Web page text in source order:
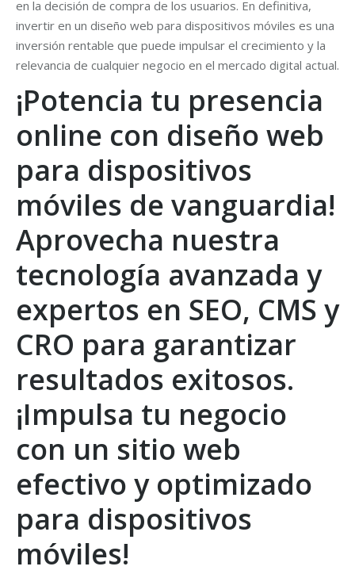
en la decisión de compra de los usuarios. En definitiva,
invertir en un diseño web para dispositivos móviles es una
inversión rentable que puede impulsar el crecimiento y la
relevancia de cualquier negocio en el mercado digital actual.
¡Potencia tu presencia
online con diseño web
para dispositivos
móviles de vanguardia!
Aprovecha nuestra
tecnología avanzada y
expertos en SEO, CMS y
CRO para garantizar
resultados exitosos.
¡Impulsa tu negocio
con un sitio web
efectivo y optimizado
para dispositivos
móviles!